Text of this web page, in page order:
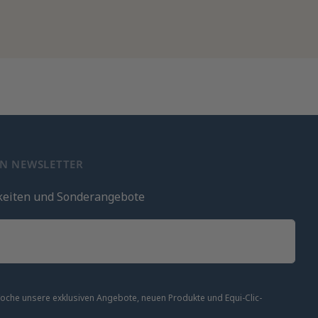
NEWSLETTER
und Sonderangebote
unsere exklusiven Angebote, neuen Produkte und Equi-Clic-